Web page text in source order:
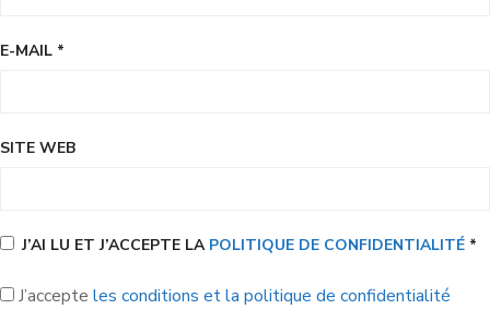
E-MAIL *
SITE WEB
J’AI LU ET J’ACCEPTE LA POLITIQUE DE CONFIDENTIALITÉ *
J’accepte les conditions et la politique de confidentialité